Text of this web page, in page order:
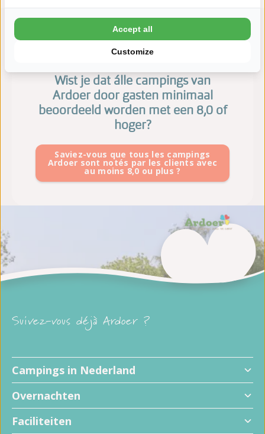
Wist je dat álle campings van
Ardoer door gasten minimaal
beoordeeld worden met een 8,0 of
hoger?
Saviez-vous que tous les campings
Ardoer sont notés par les clients avec
au moins 8,0 ou plus ?
Suivez-vous déjà Ardoer ?
Campings in Nederland
Overnachten
Faciliteiten
Customize
Accept all